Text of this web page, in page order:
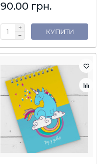
90.00 грн.
КУПИТИ